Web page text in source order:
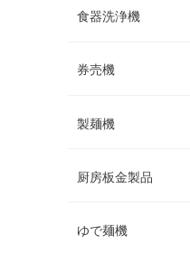
食器洗浄機
券売機
製麺機
厨房板金製品
ゆで麺機